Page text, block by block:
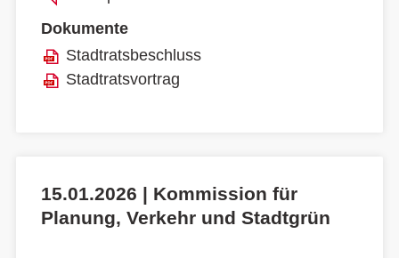
Dokumente
Stadtratsbeschluss
Stadtratsvortrag
15.01.2026 | Kommission für
Planung, Verkehr und Stadtgrün